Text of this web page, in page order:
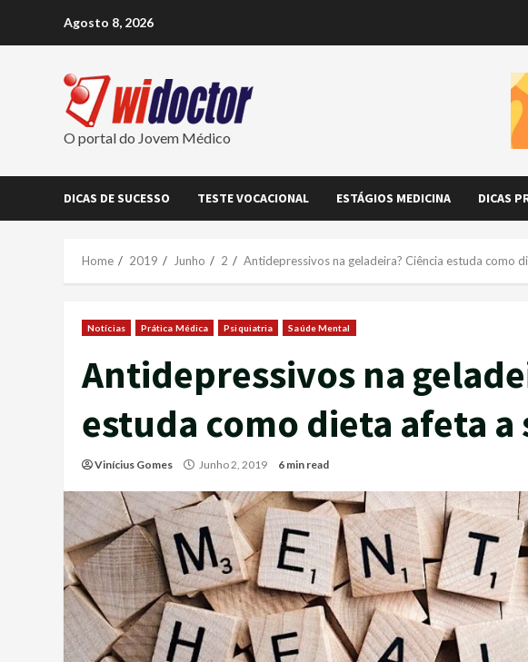
Agosto 8, 2026
O portal do Jovem Médico
DICAS DE SUCESSO TESTE VOCACIONAL ESTÁGIOS MEDICINA DICAS
Home 2019 Junho 2 Antidepressivos na geladeira? Ciência estuda como
Notícias Prática Médica Psiquiatria Saúde Mental
Antidepressivos na
estuda como dieta afeta
Vinícius Gomes Junho 2, 2019 6 min read